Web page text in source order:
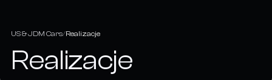
US & JDM Cars Realizacje
Realizacje